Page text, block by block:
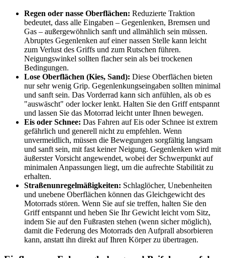
Regen oder nasse Oberflächen: Reduzierte Traktion
bedeutet, dass alle Eingaben – Gegenlenken, Bremsen und
Gas – außergewöhnlich sanft und allmählich sein müssen.
Abruptes Gegenlenken auf einer nassen Stelle kann leicht
zum Verlust des Griffs und zum Rutschen führen.
Neigungswinkel sollten flacher sein als bei trockenen
Bedingungen.
Lose Oberflächen (Kies, Sand): Diese Oberflächen bieten
nur sehr wenig Grip. Gegenlenkungseingaben sollten minimal
und sanft sein. Das Vorderrad kann sich anfühlen, als ob es
"auswäscht" oder locker lenkt. Halten Sie den Griff entspannt
und lassen Sie das Motorrad leicht unter Ihnen bewegen.
Eis oder Schnee: Das Fahren auf Eis oder Schnee ist extrem
gefährlich und generell nicht zu empfehlen. Wenn
unvermeidlich, müssen die Bewegungen sorgfältig langsam
und sanft sein, mit fast keiner Neigung. Gegenlenken wird mit
äußerster Vorsicht angewendet, wobei der Schwerpunkt auf
minimalen Anpassungen liegt, um die aufrechte Stabilität zu
erhalten.
Straßenunregelmäßigkeiten: Schlaglöcher, Unebenheiten
und unebene Oberflächen können das Gleichgewicht des
Motorrads stören. Wenn Sie auf sie treffen, halten Sie den
Griff entspannt und heben Sie Ihr Gewicht leicht vom Sitz,
indem Sie auf den Fußrasten stehen (wenn sicher möglich),
damit die Federung des Motorrads den Aufprall absorbieren
kann, anstatt ihn direkt auf Ihren Körper zu übertragen.